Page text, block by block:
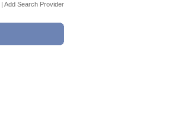
| Add Search Provider